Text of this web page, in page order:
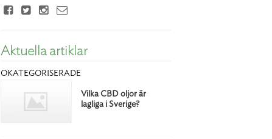
Aktuella artiklar
OKATEGORISERADE
Vilka CBD oljor är
lagliga i Sverige?